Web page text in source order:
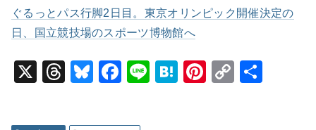
ぐるっとパス行脚2日目。東京オリンピック開催決定の
日、国立競技場のスポーツ博物館へ
X
T
Bl
F
Li
H
Pi
C